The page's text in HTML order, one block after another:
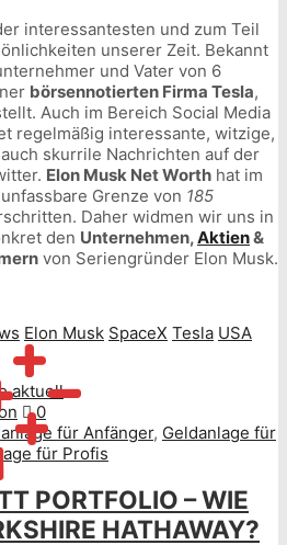
interessantesten und zum Teil
unserer Zeit. Bekannt
und Vater von 6
börsennotierten Firma Tesla,
Auch im Bereich Social Media
regelmäßig interessante, witzige,
skurrile Nachrichten auf der
Elon Musk Net Worth hat im
Grenze von 185
Daher widmen wir uns in
den Unternehmen,Aktien&
von Seriengründer Elon Musk.
Elon Musk SpaceX Tesla USA
0
für Anfänger, Geldanlage für
für Profis
PORTFOLIO – WIE
HATHAWAY?